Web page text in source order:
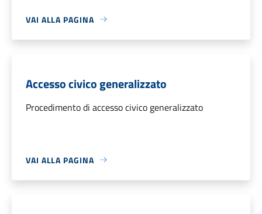
VAI ALLA PAGINA
Accesso civico generalizzato
Procedimento di accesso civico generalizzato
VAI ALLA PAGINA